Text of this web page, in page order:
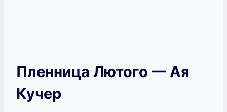
Пленница Лютого — Ая
Кучер